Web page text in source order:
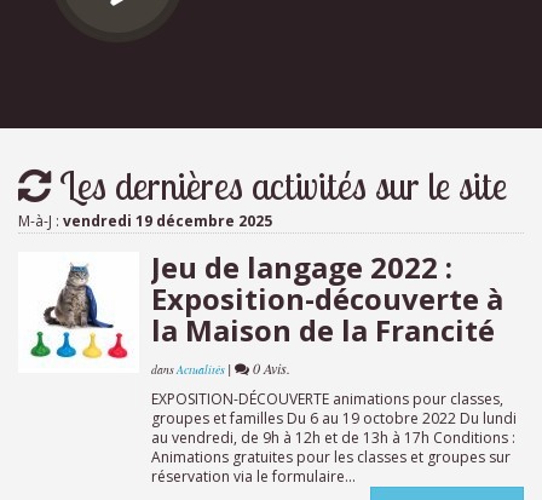
Les dernières activités sur le site
M-à-J : vendredi 19 décembre 2025
Jeu de langage 2022 :
Exposition-découverte à
la Maison de la Francité
dansActualités | 0 Avis.
EXPOSITION-DÉCOUVERTE animations pour classes,
groupes et familles Du 6 au 19 octobre 2022 Du lundi
au vendredi, de 9h à 12h et de 13h à 17h Conditions :
Animations gratuites pour les classes et groupes sur
réservation via le formulaire...